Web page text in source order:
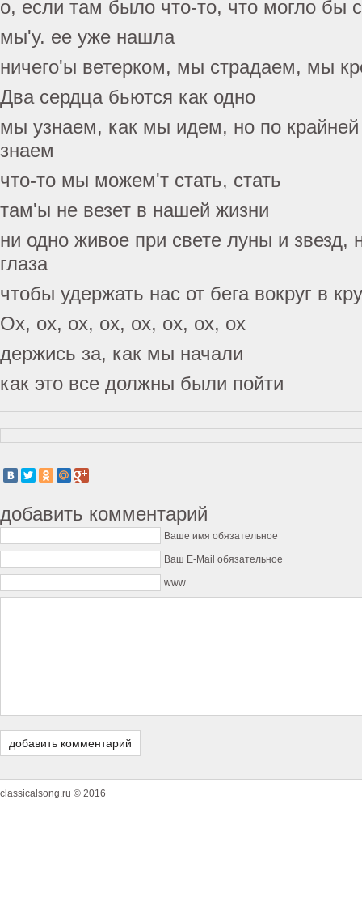
о, если там было что-то, что могло бы
мы'у. ее уже нашла
ничего'ы ветерком, мы страдаем, мы
Два сердца бьются как одно
мы узнаем, как мы идем, но по
знаем
что-то мы можем'т стать, стать
там'ы не везет в нашей жизни
ни одно живое при свете луны и звезд,
глаза
чтобы удержать нас от бега вокруг в
Ох, ох, ох, ох, ох, ох, ох, ох
держись за, как мы начали
как это все должны были пойти
добавить комментарий
Ваше имя обязательное
Ваш E-Mail обязательное
www
classicalsong.ru © 2016